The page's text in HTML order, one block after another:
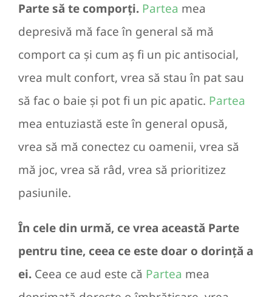
Parte să te comporți. Partea mea
depresivă mă face în general să mă
comport ca și cum aș fi un pic antisocial,
vrea mult confort, vrea să stau în pat sau
să fac o baie și pot fi un pic apatic. Partea
mea entuziastă este în general opusă,
vrea să mă conectez cu oamenii, vrea să
mă joc, vrea să râd, vrea să prioritizez
pasiunile.
În cele din urmă, ce vrea această Parte
pentru tine, ceea ce este doar o dorință a
ei. Ceea ce aud este că Partea mea